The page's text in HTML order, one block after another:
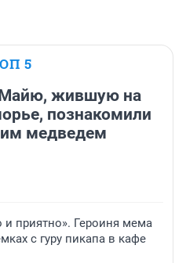
5
жившую на
познакомили
медведем
и приятно». Героиня мема
с гуру пикапа в кафе